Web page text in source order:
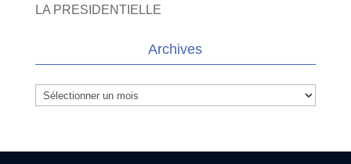
LA PRESIDENTIELLE
Archives
Archives